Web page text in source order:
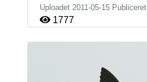
Uploadet 2011-05-15 Publiceret
1777